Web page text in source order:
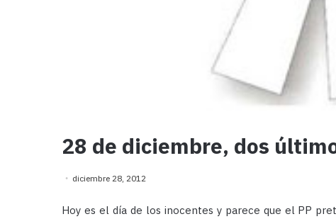
28 de diciembre, dos
diciembre 28, 2012
Hoy es el día de los inocentes y parece que el PP